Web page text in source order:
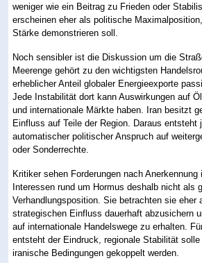
weniger wie ein Beitrag zu Frieden oder
erscheinen eher als politische
Stärke demonstrieren soll.
Noch sensibler ist die Diskussion um die
Meerenge gehört zu den wichtigsten
erheblicher Anteil globaler Energieexporte
Jede Instabilität dort kann Auswirkungen auf
und internationale Märkte haben. Iran besitzt
Einfluss auf Teile der Region. Daraus entsteht
automatischer politischer Anspruch auf
oder Sonderrechte.
Kritiker sehen Forderungen nach Anerkennung
Interessen rund um Hormus deshalb nicht als
Verhandlungsposition. Sie betrachten sie eher
strategischen Einfluss dauerhaft abzusichern
auf internationale Handelswege zu erhalten.
entsteht der Eindruck, regionale Stabilität
iranische Bedingungen gekoppelt werden.